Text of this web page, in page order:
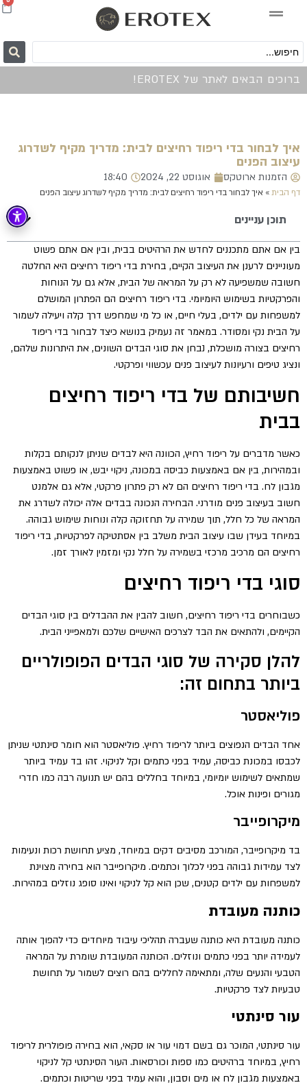
ברוכים הבאים לאתר של EROTEX!
איך לבחור בדי ריפוד רחיצים לבית: מדריך מקיף לשדרוג
עיצוב הפנים
הזמנות ארוטקס אוגוסט 22, 2024 18:40
דף הבית» איך לבחור בדי ריפוד רחיצים לבית: מדריך מקיף לשדרוג עיצוב הפנים
תוכן עניינים
בין אם אתם מתכננים לחדש את הרהיטים בבית, ובין אם אתם פשוט
מעוניינים לרענן את העיצוב הקיים, בחירת בדי ריפוד רחיצים היא החלטה
חשובה שמשפיעה לא רק על המראה של הבית, אלא גם על הנוחות
והפרקטיות בשימוש היומיומי. בדי ריפוד רחיצים הם הפתרון המושלם
למשפחות עם ילדים, בעלי חיים, או כל מי שמחפש דרך קלה ויעילה לשמור
על הבית נקי ומסודר. במאמר זה נעמיק בנושא כיצד לבחור בדי ריפוד
רחיצים בצורה מושכלת, נבחן את סוגי הבדים השונים, את היתרונות שלהם,
ונציג טיפים ורעיונות לעיצוב פנים עכשווי ופרקטי.
חשיבותם של בדי ריפוד רחיצים
בבית
כאשר מדברים על ריפוד רחיץ, הכוונה היא לבדים שניתן לנקותם בקלות
ובמהירות, בין אם באמצעות כביסה במכונה, ניקוי יבש, או פשוט באמצעות
מגבון לח. בדי ריפוד רחיצים הם לא רק פתרון פרקטי, אלא גם אלמנט
חשוב בעיצוב פנים מודרני. הבחירה הנכונה בבדים אלה יכולה לשדרג את
המראה של כל חלל, תוך שמירה על תחזוקה קלה ונוחות שימוש גבוהה.
במיוחד בעידן שבו עיצוב הבית משלב בין אסתטיקה לפרקטיות, בדי ריפוד
רחיצים הם מרכיב מרכזי בשמירה על חלל נקי ומזמין לאורך זמן.
סוגי בדי ריפוד רחיצים
כשבוחרים בדי ריפוד רחיצים, חשוב להבין את ההבדלים בין סוגי הבדים
הקיימים, ולהתאים את הבד לצרכים האישיים שלכם ולמאפייני הבית.
להלן סקירה של סוגי הבדים הפופולריים
ביותר בתחום זה:
פוליאסטר
אחד הבדים הנפוצים ביותר לריפוד רחיץ. פוליאסטר הוא חומר סינתטי שניתן
לכבסו במכונת כביסה, עמיד בפני כתמים וקל לניקוי. זהו בד עמיד ביותר
שמתאים לשימוש יומיומי, במיוחד בחללים בהם יש תנועה רבה כמו חדרי
מגורים ופינות אוכל.
מיקרופייבר
בד מיקרופייבר, המורכב מסיבים דקים במיוחד, מציע תחושת רכות ונעימות
לצד עמידות גבוהה בפני לכלוך וכתמים. מיקרופייבר הוא בחירה מצוינת
למשפחות עם ילדים קטנים, שכן הוא קל לניקוי ואינו סופג נוזלים במהירות.
כותנה מעובדת
כותנה מעובדת היא כותנה שעברה תהליכי עיבוד מיוחדים כדי להפוך אותה
לעמידה יותר בפני כתמים ונוזלים. הכותנה המעובדת שומרת על המראה
הטבעי והנעים שלה, ומתאימה לחללים בהם רוצים לשמור על תחושת
טבעיות לצד פרקטיות.
עור סינתטי
עור סינתטי, המוכר גם בשם דמוי עור או סקאי, הוא בחירה פופולרית לריפוד
רחיץ, במיוחד ברהיטים כמו ספות וכורסאות. העור הסינתטי קל לניקוי
באמצעות מגבון לח או מים וסבון, והוא עמיד בפני שריטות וכתמים.